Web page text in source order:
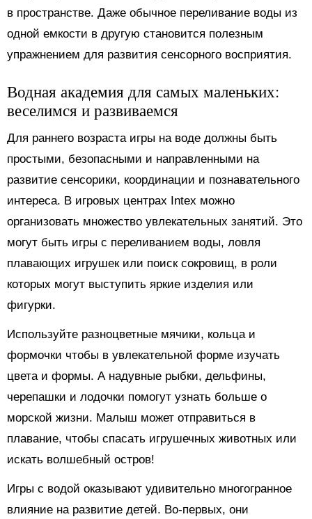
в пространстве. Даже обычное переливание воды из
одной емкости в другую становится полезным
упражнением для развития сенсорного восприятия.
Водная академия для самых маленьких:
веселимся и развиваемся
Для раннего возраста игры на воде должны быть
простыми, безопасными и направленными на
развитие сенсорики, координации и познавательного
интереса. В игровых центрах Intex можно
организовать множество увлекательных занятий. Это
могут быть игры с переливанием воды, ловля
плавающих игрушек или поиск сокровищ, в роли
которых могут выступить яркие изделия или
фигурки.
Используйте разноцветные мячики, кольца и
формочки чтобы в увлекательной форме изучать
цвета и формы. А надувные рыбки, дельфины,
черепашки и лодочки помогут узнать больше о
морской жизни. Малыш может отправиться в
плавание, чтобы спасать игрушечных животных или
искать волшебный остров!
Игры с водой оказывают удивительно многогранное
влияние на развитие детей. Во-первых, они